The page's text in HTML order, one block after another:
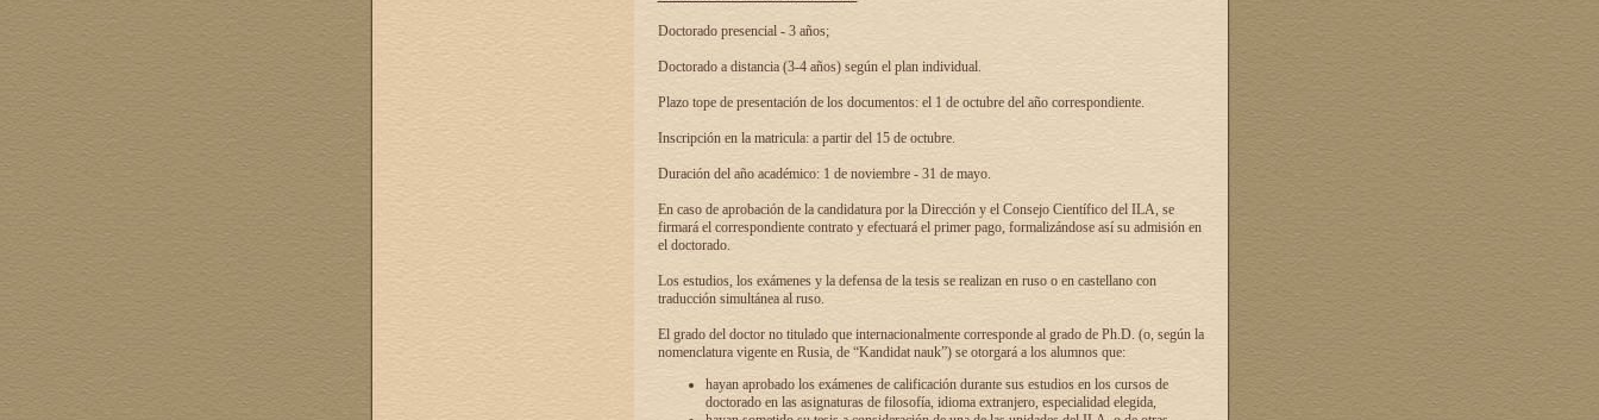
Doctorado presencial - 3 años;
Doctorado a distancia (3-4 años) según el plan individual.
Plazo tope de presentación de los documentos: el 1 de octubre del año correspondiente.
Inscripción en la matricula: a partir del 15 de octubre.
Duración del año académico: 1 de noviembre - 31 de mayo.
En caso de aprobación de la candidatura por la Dirección y el Consejo Científico del ILA, se
firmará el correspondiente contrato y efectuará el primer pago, formalizándose así su admisión en
el doctorado.
Los estudios, los exámenes y la defensa de la tesis se realizan en ruso o en castellano con
traducción simultánea al ruso.
El grado del doctor no titulado que internacionalmente corresponde al grado de Ph.D. (o, según la
nomenclatura vigente en Rusia, de “Kandidat nauk”) se otorgará a los alumnos que:
hayan aprobado los exámenes de calificación durante sus estudios en los cursos de
doctorado en las asignaturas de filosofía, idioma extranjero, especialidad elegida,